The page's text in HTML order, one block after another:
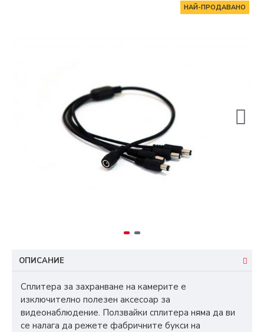
НАЙ-ПРОДАВАНО
ОПИСАНИЕ
Сплитера за захранване на камерите е
изключително полезен аксесоар за
видеонаблюдение. Ползвайки сплитера няма да ви
се налага да режете фабричните букси на